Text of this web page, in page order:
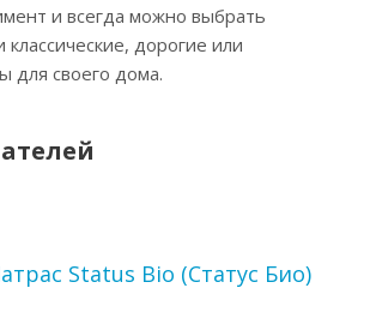
и всегда можно выбрать
дорогие или
для своего дома.
Status Bio (Статус Био)